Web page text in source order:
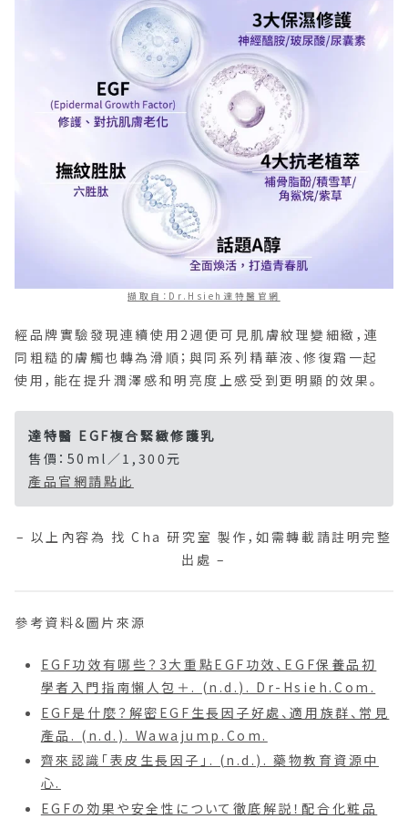
擷取自：Dr.Hsieh達特醫官網
經品牌實驗發現連續使用2週便可見肌膚紋理變細緻，連
同粗糙的膚觸也轉為滑順；與同系列精華液、修復霜一起
使用，能在提升潤澤感和明亮度上感受到更明顯的效果。
達特醫 EGF複合緊緻修護乳
售價：50ml／1,300元
產品官網請點此
– 以上內容為 找 Cha 研究室 製作，如需轉載請註明完整
出處 –
參考資料&圖片來源
EGF功效有哪些？3大重點EGF功效、EGF保養品初
學者入門指南懶人包＋. (n.d.). Dr-Hsieh.Com.
EGF是什麼？解密EGF生長因子好處、適用族群、常見
產品. (n.d.). Wawajump.Com.
齊來認識「表皮生長因子」. (n.d.). 藥物教育資源中
心.
EGFの効果や安全性について徹底解説！配合化粧品